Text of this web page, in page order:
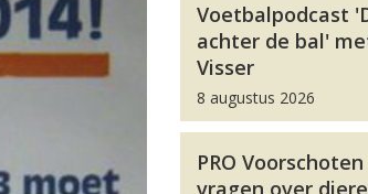
Voetbalpodcast
achter de bal'
Visser
8 augustus 2026
PRO
vragen over